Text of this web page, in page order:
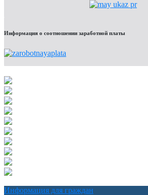
Информация о соотношении заработной платы
Информация для граждан